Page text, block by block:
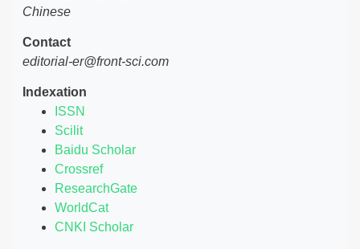
Chinese
Contact
editorial-er@front-sci.com
Indexation
ISSN
Scilit
Baidu Scholar
Crossref
ResearchGate
WorldCat
CNKI Scholar